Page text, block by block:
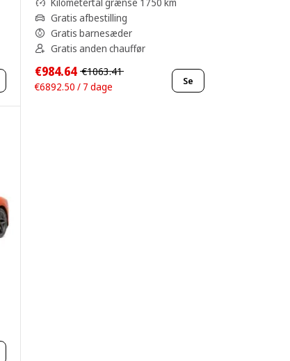
Gratis afbestilling
Gratis barnesæder
Gratis anden chauffør
€984.64 €1063.41
€6892.50 / 7 dage
Se